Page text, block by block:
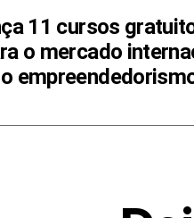
11 cursos
o mercado